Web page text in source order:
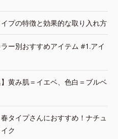
プの特徴と効果的な取り入れ方
ー別おすすめアイテム #1.アイ
黄み肌＝イエベ、色白＝ブルベ
タイプさんにおすすめ！ナチュ
ク